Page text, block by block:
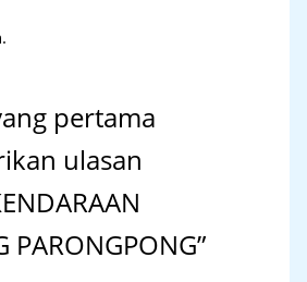
pertama
ulasan
PARONGPONG”